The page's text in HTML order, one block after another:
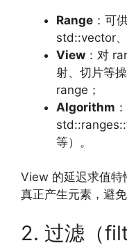
Range ：可
std::vector
View ：对
射、切片等
range；
Algorithm
等）。
View 的延迟求值特
真正产生元素，避
2. 过滤（